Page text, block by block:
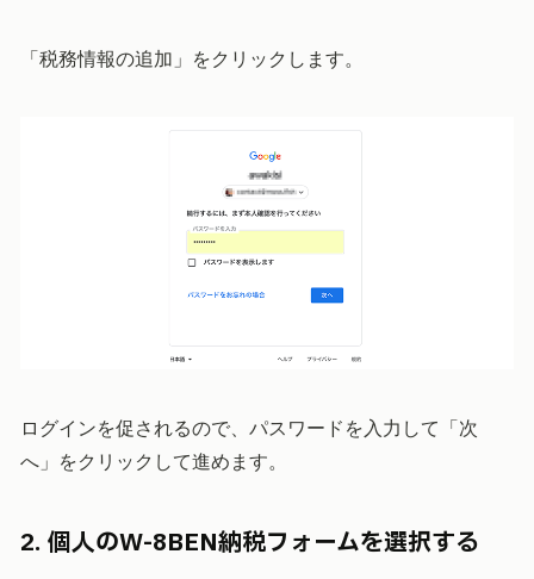
「税務情報の追加」をクリックします。
ログインを促されるので、パスワードを入力して「次
へ」をクリックして進めます。
2. 個人のW-8BEN納税フォームを選択する